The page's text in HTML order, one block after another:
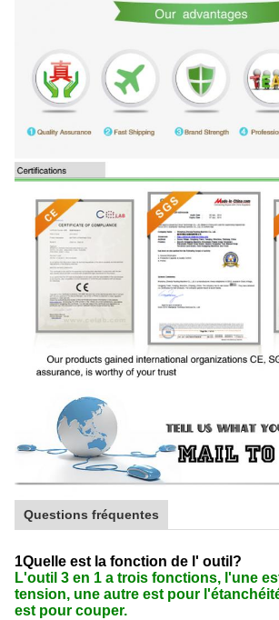
Questions fréquentes
1Quelle est la fonction de l' outil?
L'outil 3 en 1 a trois fonctions, l'une
tension, une autre est pour
est pour couper.